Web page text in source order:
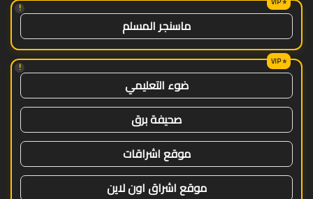
!
ماسنجر المسلم
!
ضوء التعليمي
صحيفة برق
موقع اشراقات
موقع اشراق اون لاين